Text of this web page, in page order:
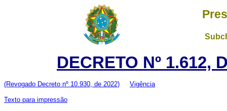
DECRETO Nº 1.612,
(Revogado Decreto nº 10.930, de 2022) Vigência
Texto para impressão